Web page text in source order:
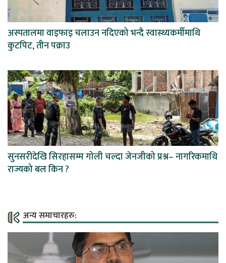
अस्पतालमा वाइफाइ चलाउन नदिएको भन्दै स्वास्थ्यकर्मीमाथि
कुटपिट, तीन पक्राउ
सुनसरीदेखि सिरहासम्म गोली चल्दा जेनजीको प्रश्न– नागरिकमाथि
राज्यको बल किन ?
अन्य समाचारहरु: